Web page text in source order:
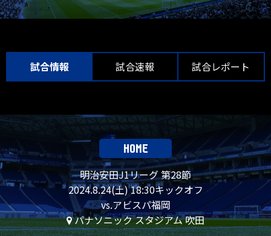
試合情報 試合速報 試合レポート
HOME
明治安田J1リーグ 第28節
2024.8.24(土) 18:30キックオフ
vs.アビスパ福岡
パナソニック スタジアム 吹田